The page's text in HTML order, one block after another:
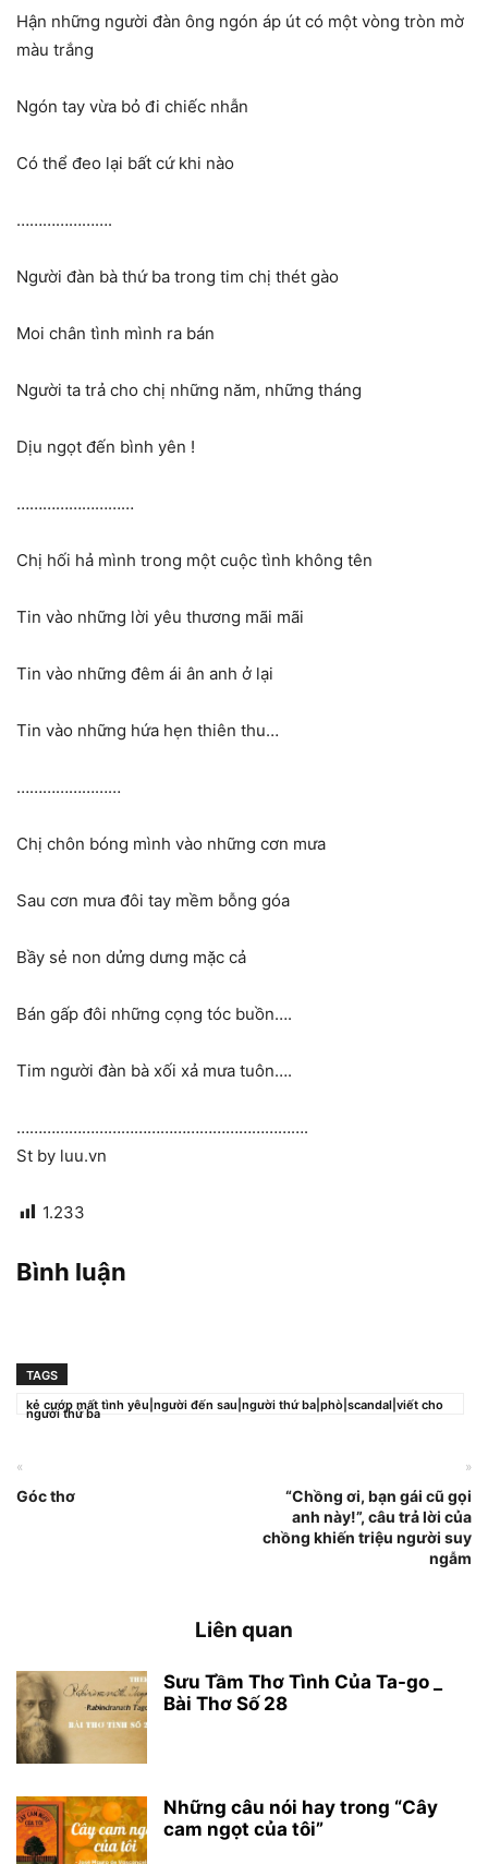
Hận những người đàn ông ngón áp út có một vòng tròn mờ
màu trắng
Ngón tay vừa bỏ đi chiếc nhẫn
Có thể đeo lại bất cứ khi nào
………………….
Người đàn bà thứ ba trong tim chị thét gào
Moi chân tình mình ra bán
Người ta trả cho chị những năm, những tháng
Dịu ngọt đến bình yên !
………………………
Chị hối hả mình trong một cuộc tình không tên
Tin vào những lời yêu thương mãi mãi
Tin vào những đêm ái ân anh ở lại
Tin vào những hứa hẹn thiên thu…
……………………
Chị chôn bóng mình vào những cơn mưa
Sau cơn mưa đôi tay mềm bỗng góa
Bầy sẻ non dửng dưng mặc cả
Bán gấp đôi những cọng tóc buồn….
Tim người đàn bà xối xả mưa tuôn….
………………………………………………………….
St by luu.vn
1.233
Bình luận
TAGS
kẻ cướp mất tình yêu|người đến sau|người thứ ba|phò|scandal|viết cho
người thứ ba
«
Góc thơ
»
“Chồng ơi, bạn gái cũ gọi
anh này!”, câu trả lời của
chồng khiến triệu người suy
ngẫm
Liên quan
Sưu Tầm Thơ Tình Của Ta-go _
Bài Thơ Số 28
Những câu nói hay trong “Cây
cam ngọt của tôi”